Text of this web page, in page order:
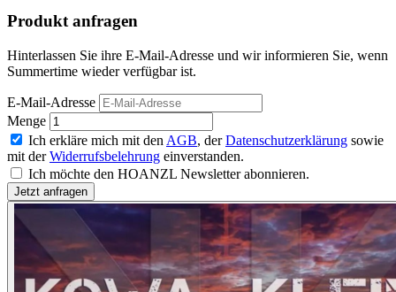
Produkt anfragen
Hinterlassen Sie ihre E-Mail-Adresse und wir informieren Sie, wenn
Summertime wieder verfügbar ist.
E-Mail-Adresse
Menge
Ich erkläre mich mit den AGB, derDatenschutzerklärung sowie
mit derWiderrufsbelehrung einverstanden.
Ich möchte den HOANZL Newsletter abonnieren.